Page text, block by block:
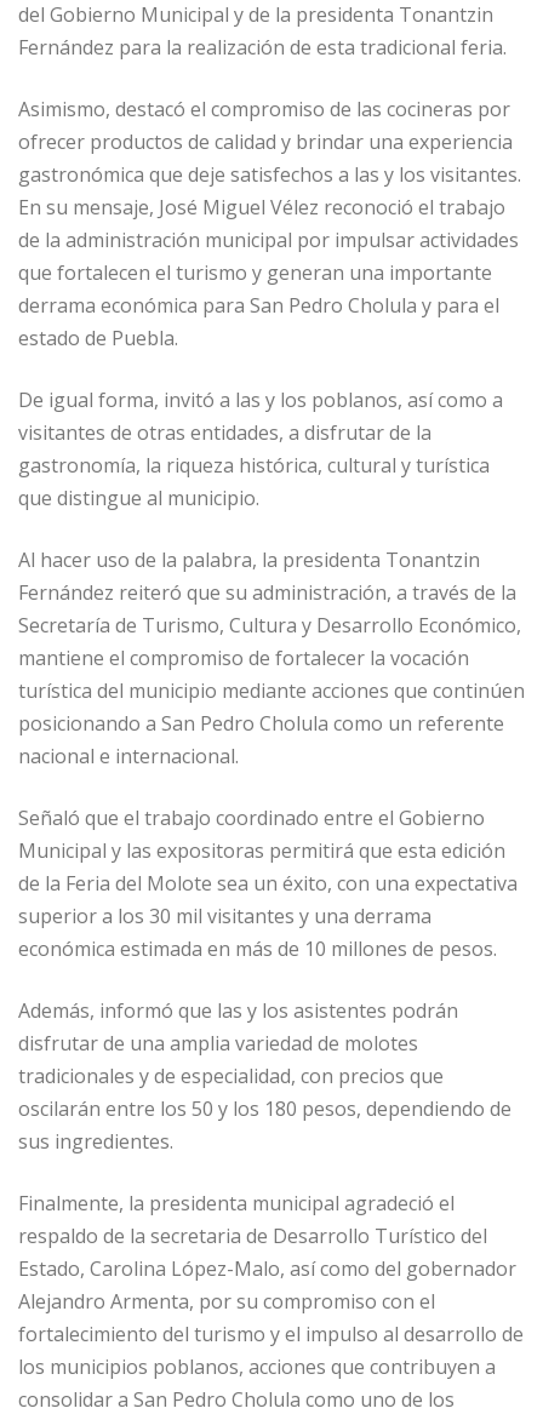
del Gobierno Municipal y de la presidenta Tonantzin
Fernández para la realización de esta tradicional feria.
Asimismo, destacó el compromiso de las cocineras por
ofrecer productos de calidad y brindar una experiencia
gastronómica que deje satisfechos a las y los visitantes.
En su mensaje, José Miguel Vélez reconoció el trabajo
de la administración municipal por impulsar actividades
que fortalecen el turismo y generan una importante
derrama económica para San Pedro Cholula y para el
estado de Puebla.
De igual forma, invitó a las y los poblanos, así como a
visitantes de otras entidades, a disfrutar de la
gastronomía, la riqueza histórica, cultural y turística
que distingue al municipio.
Al hacer uso de la palabra, la presidenta Tonantzin
Fernández reiteró que su administración, a través de la
Secretaría de Turismo, Cultura y Desarrollo Económico,
mantiene el compromiso de fortalecer la vocación
turística del municipio mediante acciones que continúen
posicionando a San Pedro Cholula como un referente
nacional e internacional.
Señaló que el trabajo coordinado entre el Gobierno
Municipal y las expositoras permitirá que esta edición
de la Feria del Molote sea un éxito, con una expectativa
superior a los 30 mil visitantes y una derrama
económica estimada en más de 10 millones de pesos.
Además, informó que las y los asistentes podrán
disfrutar de una amplia variedad de molotes
tradicionales y de especialidad, con precios que
oscilarán entre los 50 y los 180 pesos, dependiendo de
sus ingredientes.
Finalmente, la presidenta municipal agradeció el
respaldo de la secretaria de Desarrollo Turístico del
Estado, Carolina López-Malo, así como del gobernador
Alejandro Armenta, por su compromiso con el
fortalecimiento del turismo y el impulso al desarrollo de
los municipios poblanos, acciones que contribuyen a
consolidar a San Pedro Cholula como uno de los